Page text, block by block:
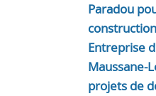
Paradou
construction
Entreprise
Maussane-
projets de